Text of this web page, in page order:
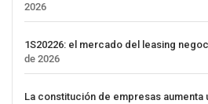
2026
1S20226: el mercado del leasing
de 2026
La constitución de empresas aumenta